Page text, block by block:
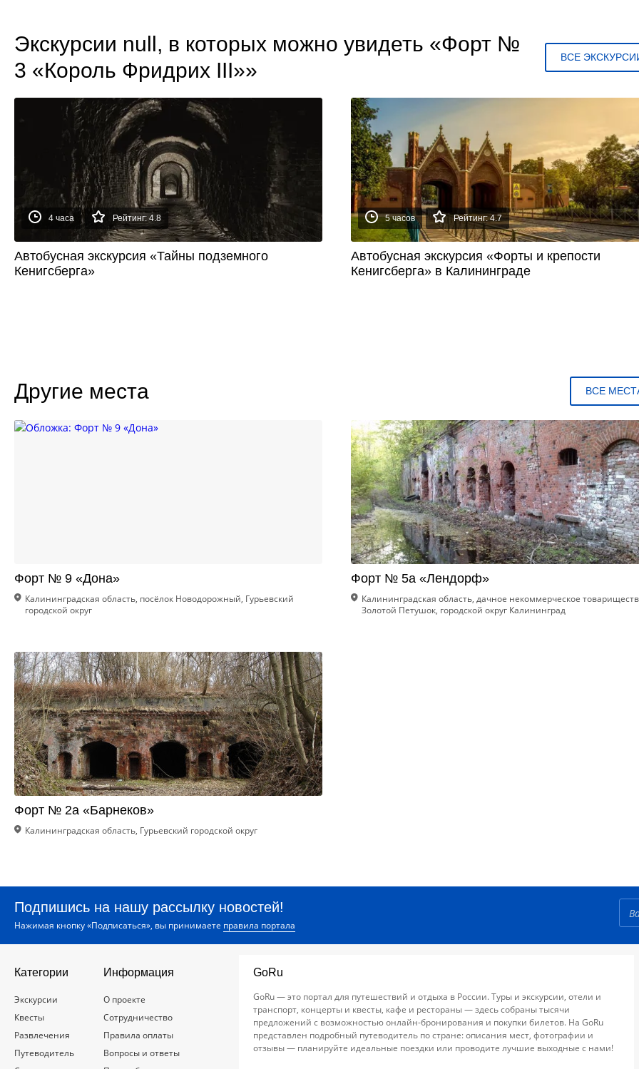
Экскурсии null, в которых можно увидеть «Форт №
3 «Король Фридрих III»»
ВСЕ
4 часа Рейтинг: 4.8
Автобусная экскурсия «Тайны подземного
Кенигсберга»
5 часов Рейтинг: 4.7
Автобусная экскурсия «Форты и крепости
Кенигсберга» в Калининграде
Другие места ВСЕ
Форт № 9 «Дона»
Калининградская область, посёлок Новодорожный, Гурьевский
городской округ
Форт № 5а «Лендорф»
Калининградская область, дачное некоммерческое
Золотой Петушок, городской округ Калининград
Форт № 2а «Барнеков»
Калининградская область, Гурьевский городской округ
Подпишись на нашу рассылку новостей!
Нажимая кнопку «Подписаться», вы принимаете правила портала
Категории
Экскурсии
Квесты
Развлечения
Путеводитель
Информация
О проекте
Сотрудничество
Правила оплаты
Вопросы и ответы
GoRu
GoRu — это портал для путешествий и отдыха в России. Туры и экскурсии, отели и
транспорт, концерты и квесты, кафе и рестораны — здесь собраны тысячи
предложений с возможностью онлайн-бронирования и покупки билетов. На GoRu
представлен подробный путеводитель по стране: описания мест, фотографии и
отзывы — планируйте идеальные поездки или проводите лучшие выходные с нами!